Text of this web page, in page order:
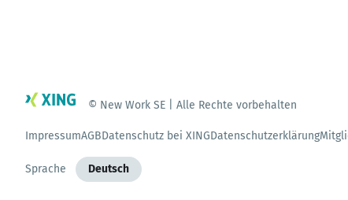
© New Work SE | Alle Rechte vorbehalten
ImpressumAGBDatenschutz bei XINGDatenschutzerklärung
Sprache Deutsch